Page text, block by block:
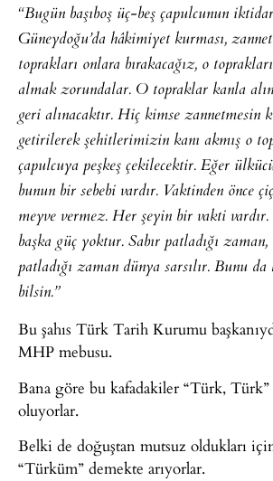
“Bugün başıboş üç-beş çapulcunun
Güneydoğu’da hâkimiyet kurması,
toprakları onlara bırakacağız, o
almak zorundalar. O topraklar kanla
geri alınacaktır. Hiç kimse zannetmesin
getirilerek şehitlerimizin kanı akmış o
çapulcuya peşkeş çekilecektir. Eğer
bunun bir sebebi vardır. Vaktinden önce
meyve vermez. Her şeyin bir vakti
başka güç yoktur. Sabır patladığı
patladığı zaman dünya sarsılır. Bunu da
bilsin.”
Bu şahıs Türk Tarih Kurumu
MHP mebusu.
Bana göre bu kafadakiler “Türk,
oluyorlar.
Belki de doğuştan mutsuz oldukları
“Türküm” demekte arıyorlar.